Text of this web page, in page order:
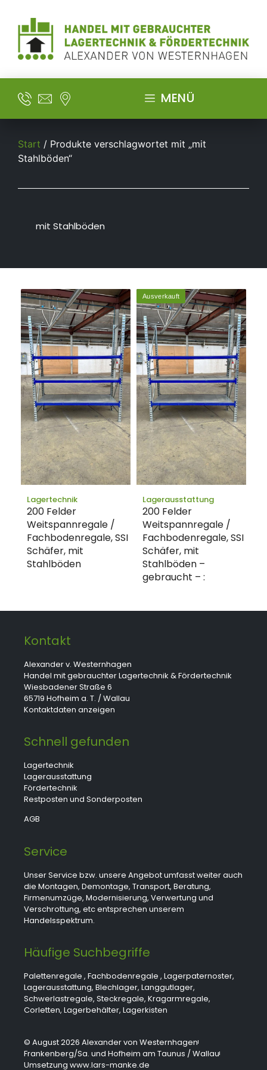
MENÜ
Start / Produkte verschlagwortet mit „mit
Stahlböden“
mit Stahlböden
Lagertechnik
200 Felder
Weitspannregale /
Fachbodenregale, SSI
Schäfer, mit
Stahlböden
Ausverkauft
Lagerausstattung
200 Felder
Weitspannregale /
Fachbodenregale, SSI
Schäfer, mit
Stahlböden –
gebraucht – :
Kontakt
Alexander v. Westernhagen
Handel mit gebrauchter Lagertechnik & Fördertechnik
Wiesbadener Straße 6
65719 Hofheim a. T. / Wallau
Kontaktdaten anzeigen
Schnell gefunden
Lagertechnik
Lagerausstattung
Fördertechnik
Restposten und Sonderposten
AGB
Service
Unser Service bzw. unsere Angebot umfasst weiter auch
die Montagen, Demontage, Transport, Beratung,
Firmenumzüge, Modernisierung, Verwertung und
Verschrottung, etc entsprechen unserem
Handelsspektrum.
Häufige Suchbegriffe
Palettenregale , Fachbodenregale , Lagerpaternoster,
Lagerausstattung, Blechlager, Langgutlager,
Schwerlastregale, Steckregale, Kragarmregale,
Corletten, Lagerbehälter, Lagerkisten
© August 2026 Alexander von Westernhagen
Frankenberg/Sa. und Hofheim am Taunus / Wallau
Umsetzung www.lars-manke.de